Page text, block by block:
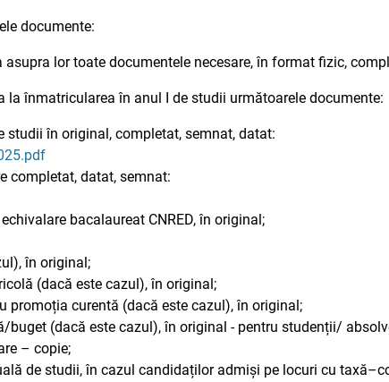
documente:
lor toate documentele necesare, în format fizic,
la înmatricularea în anul I de studii următoarele documente:
studii în original, completat, semnat, datat:
completat, datat, semnat:
bacalaureat CNRED, în original;
în original;
(dacă este cazul), în original;
promoția curentă (dacă este cazul), în original;
buget (dacă este cazul), în original - pentru studenții/
– copie;
de studii, în cazul candidaților admiși pe locuri cu